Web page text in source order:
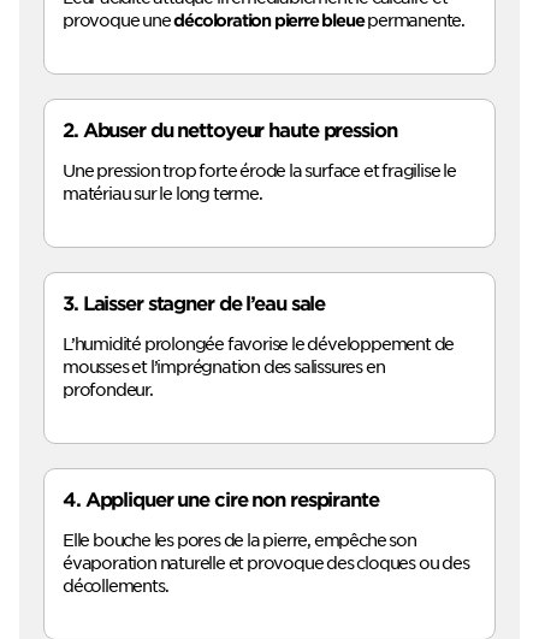
provoque unedécoloration pierre bleuepermanente.
2. Abuser du nettoyeur haute pression
Une pression trop forte érode la surface et fragilise le
matériau sur le long terme.
3. Laisser stagner de l’eau sale
L’humidité prolongée favorise le développement de
mousses et l’imprégnation des salissures en
profondeur.
4. Appliquer une cire non respirante
Elle bouche les pores de la pierre, empêche son
évaporation naturelle et provoque des cloques ou des
décollements.